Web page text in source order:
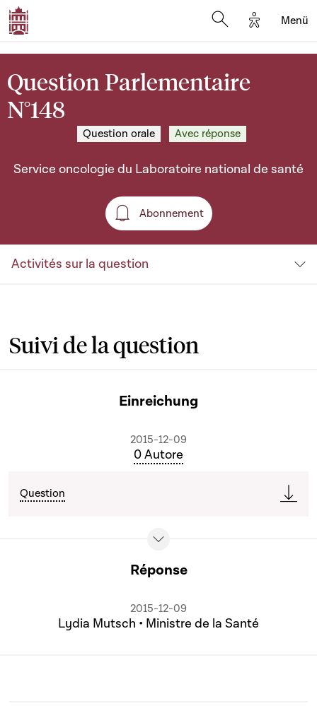
Options
Menü
Question Parlementaire
N°148
Question orale Avec réponse
Service oncologie du Laboratoire national de santé
Abonnement
Abonnement
Activités sur la question
Suivi de la question
Einreichung
2015-12-09
0 Autore
Question
Réponse
2015-12-09
Lydia Mutsch • Ministre de la Santé